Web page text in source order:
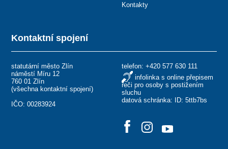
Kontaktní spojení
statutární město Zlín
náměstí Míru 12
760 01 Zlín
(všechna kontaktní spojení)
IČO: 00283924
telefon: +420 577 630 111
infolinka s online přepisem
řeči pro osoby s postižením
sluchu
datová schránka: ID: 5ttb7bs
Kontakty